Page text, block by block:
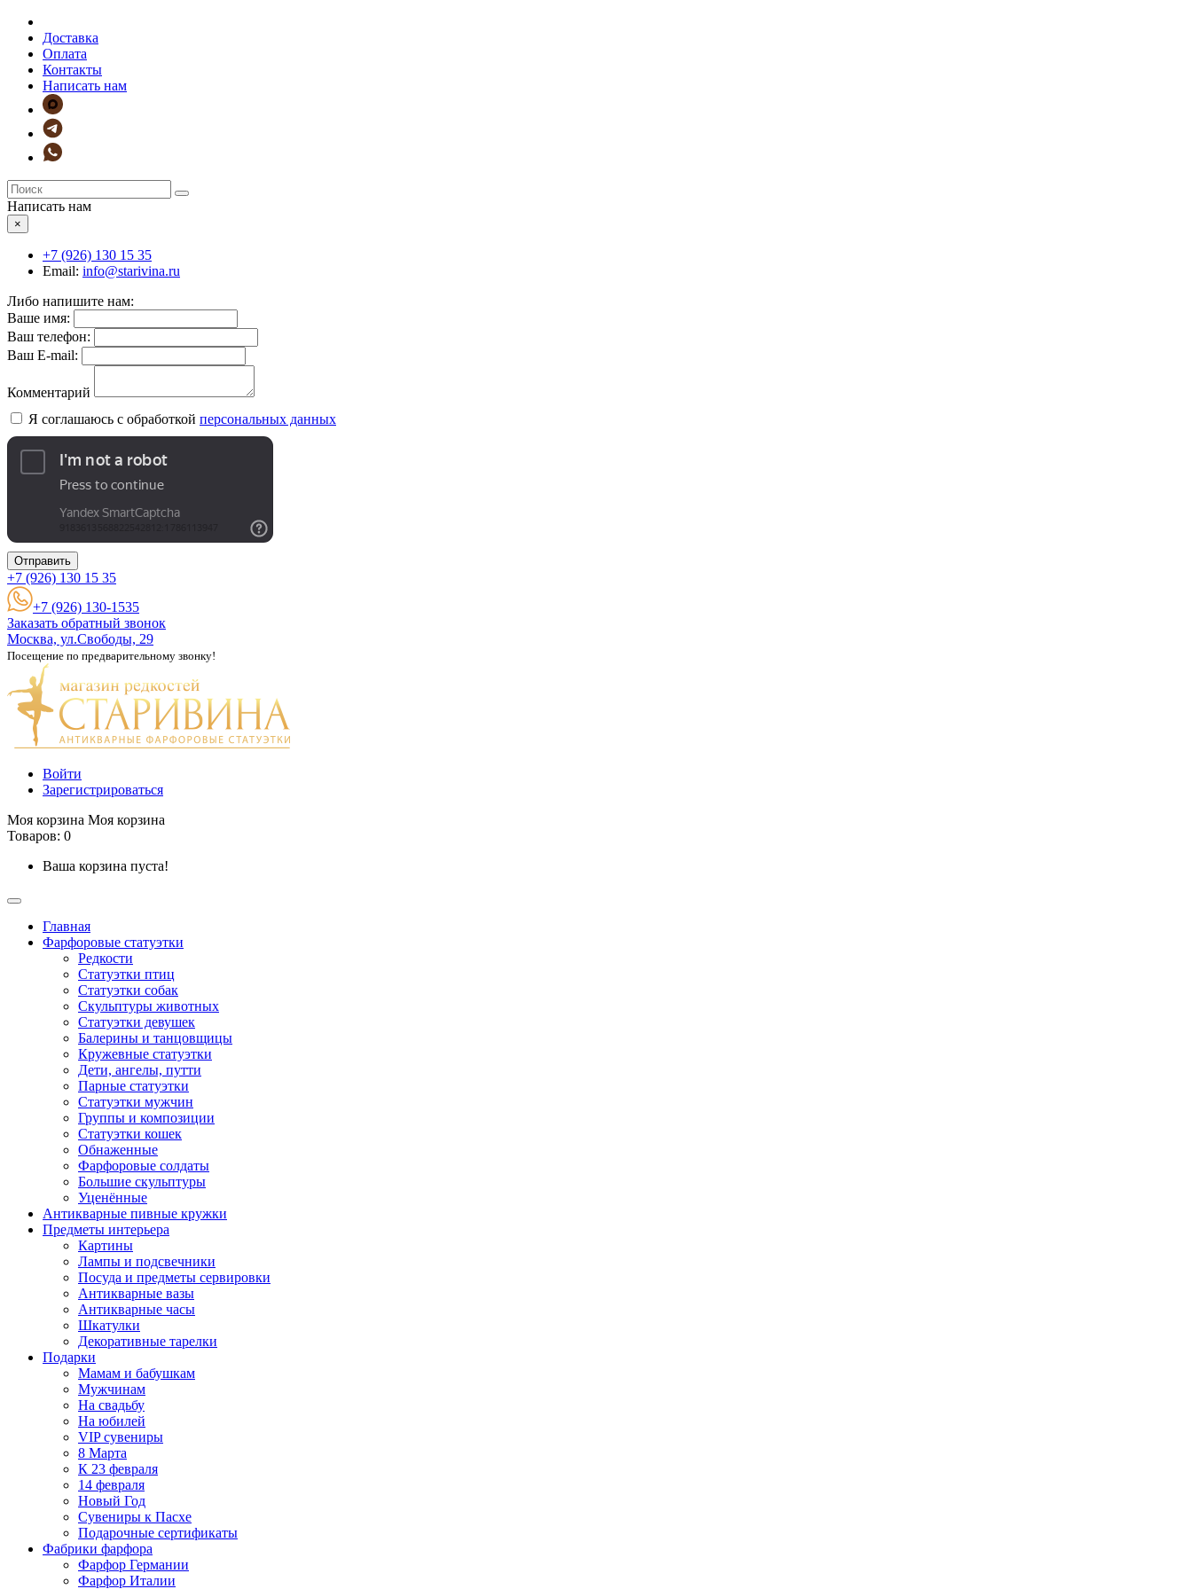
Доставка
Оплата
Контакты
Написать нам
Написать нам
×
+7 (926) 130 15 35
Email: info@starivina.ru
Либо напишите нам:
Ваше имя:
Ваш телефон:
Ваш E-mail:
Комментарий
Я соглашаюсь с обработкой персональных данных
Отправить
+7 (926) 130 15 35
+7 (926) 130-1535
Заказать обратный звонок
Москва, ул.Свободы, 29
Посещение по предварительному звонку!
Войти
Зарегистрироваться
Моя корзина Моя корзина
Товаров: 0
Ваша корзина пуста!
Главная
Фарфоровые статуэтки
Редкости
Cтатуэтки птиц
Cтатуэтки собак
Скульптуры животных
Статуэтки девушек
Балерины и танцовщицы
Кружевные статуэтки
Дети, ангелы, путти
Парные статуэтки
Статуэтки мужчин
Группы и композиции
Статуэтки кошек
Обнаженные
Фарфоровые солдаты
Большие скульптуры
Уценённые
Антикварные пивные кружки
Предметы интерьера
Картины
Лампы и подсвечники
Посуда и предметы сервировки
Антикварные вазы
Антикварные часы
Шкатулки
Декоративные тарелки
Подарки
Мамам и бабушкам
Мужчинам
На свадьбу
На юбилей
VIP сувениры
8 Марта
К 23 февраля
14 февраля
Новый Год
Сувениры к Пасхе
Подарочные сертификаты
Фабрики фарфора
Фарфор Германии
Фарфор Италии